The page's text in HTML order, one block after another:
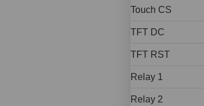
Touch CS
TFT DC
TFT RST
Relay 1
Relay 2